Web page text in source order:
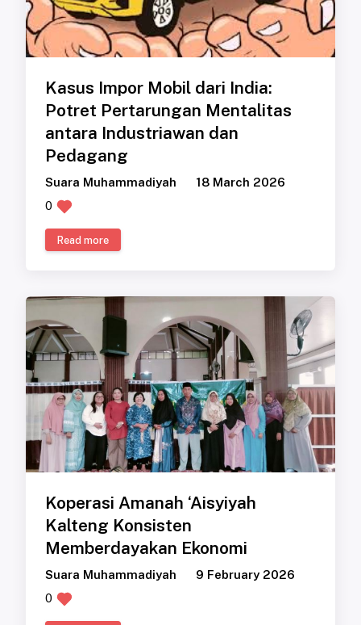
Kasus Impor Mobil dari India:
Potret Pertarungan Mentalitas
antara Industriawan dan
Pedagang
Suara Muhammadiyah
18 March 2026
0
Read more
Koperasi Amanah ‘Aisyiyah
Kalteng Konsisten
Memberdayakan Ekonomi
Suara Muhammadiyah
9 February 2026
0